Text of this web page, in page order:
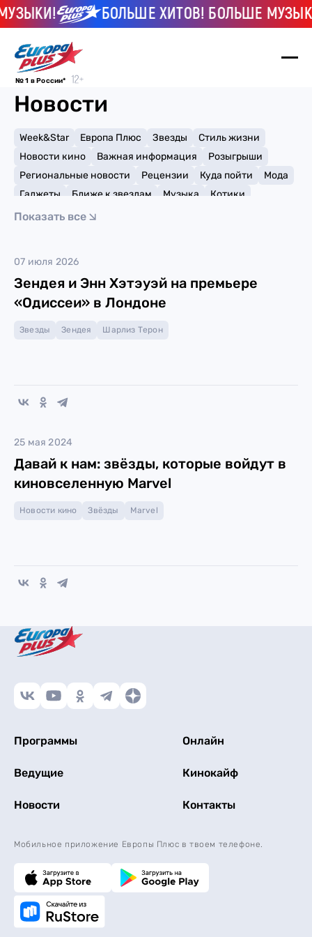
БОЛЬШЕ ХИТОВ! БОЛЬШЕ
№ 1 в России*
Новости
Week&Star Европа Плюс Звезды
Стиль жизни
Новости кино
Важная информация
Розыгрыши
Региональные новости
Рецензии Куда пойти
Мода
Гаджеты
Ближе к звездам Музыка
Котики
Мемы и тренды
Показать все
07 июля 2026
Зендея и Энн Хэтэуэй на премьере
«Одиссеи» в Лондоне
Звезды Зендея Шарлиз Терон
25 мая 2024
Давай к нам: звёзды, которые войдут в
киновселенную Marvel
Новости кино Звёзды Marvel
Программы Онлайн
Ведущие Кинокайф
Новости Контакты
Мобильное приложение Европы Плюс в твоем телефоне.